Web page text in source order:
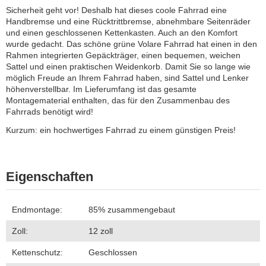
Sicherheit geht vor! Deshalb hat dieses coole Fahrrad eine
Handbremse und eine Rücktrittbremse, abnehmbare Seitenräder
und einen geschlossenen Kettenkasten. Auch an den Komfort
wurde gedacht. Das schöne grüne Volare Fahrrad hat einen in den
Rahmen integrierten Gepäckträger, einen bequemen, weichen
Sattel und einen praktischen Weidenkorb. Damit Sie so lange wie
möglich Freude an Ihrem Fahrrad haben, sind Sattel und Lenker
höhenverstellbar. Im Lieferumfang ist das gesamte
Montagematerial enthalten, das für den Zusammenbau des
Fahrrads benötigt wird!
Kurzum: ein hochwertiges Fahrrad zu einem günstigen Preis!
Eigenschaften
Endmontage: 85% zusammengebaut
Zoll: 12 zoll
Kettenschutz: Geschlossen